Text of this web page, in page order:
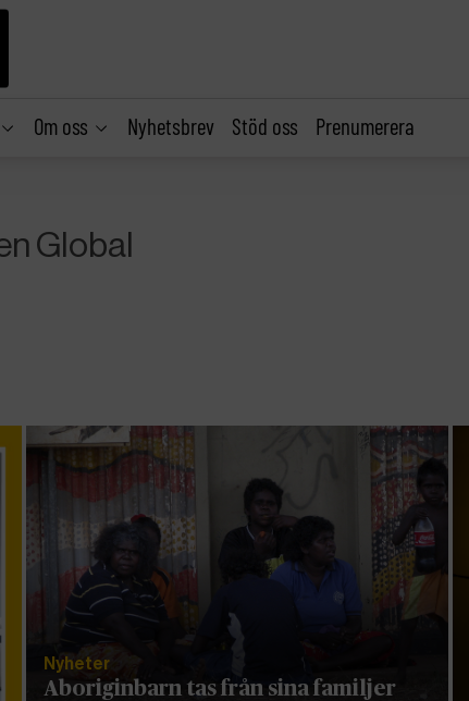
Om oss Nyhetsbrev Stöd oss Prenumerera
Global
Nyheter
Aboriginbarn tas från sina familjer